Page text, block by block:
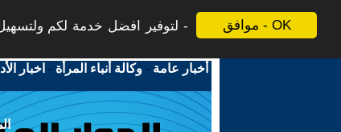
موافق - OK
لتوفير افضل خدمة لكم
أخبار عامة -وكالة أنباء المرأة - اخبار